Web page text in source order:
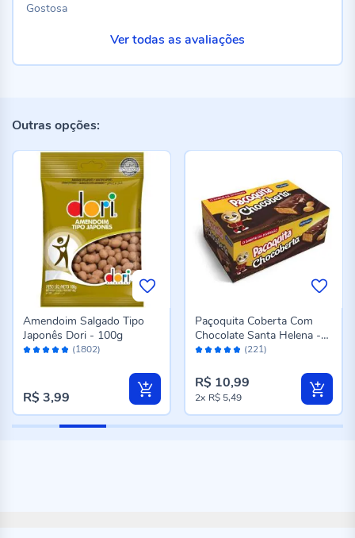
Gostosa
Ver todas as avaliações
Outras opções:
Avaliação: (1802)
Amendoim Salgado Tipo
Japonês Dori - 100g
R$ 3,99
Avaliação: (221)
Paçoquita Coberta Com
Chocolate Santa Helena -
144g
R$ 10,99
2x R$ 5,49